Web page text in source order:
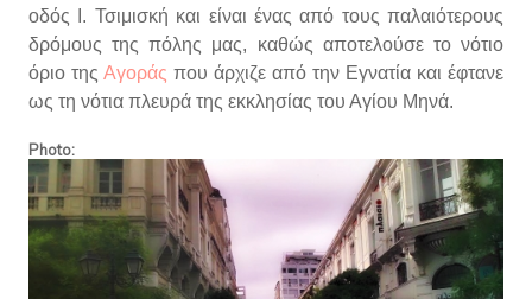
οδός Ι. Τσιμισκή και είναι ένας από τους παλαιότερους
δρόμους της πόλης μας, καθώς αποτελούσε το νότιο
όριο της Αγοράς που άρχιζε από την Εγνατία και έφτανε
ως τη νότια πλευρά της εκκλησίας του Αγίου Μηνά.
Photo: